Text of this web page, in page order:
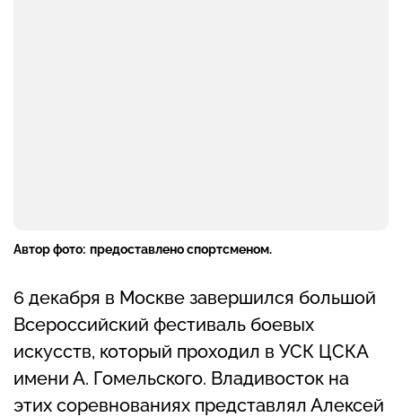
Автор фото: предоставлено спортсменом.
6 декабря в Москве завершился большой
Всероссийский фестиваль боевых
искусств, который проходил в УСК ЦСКА
имени А. Гомельского. Владивосток на
этих соревнованиях представлял Алексей